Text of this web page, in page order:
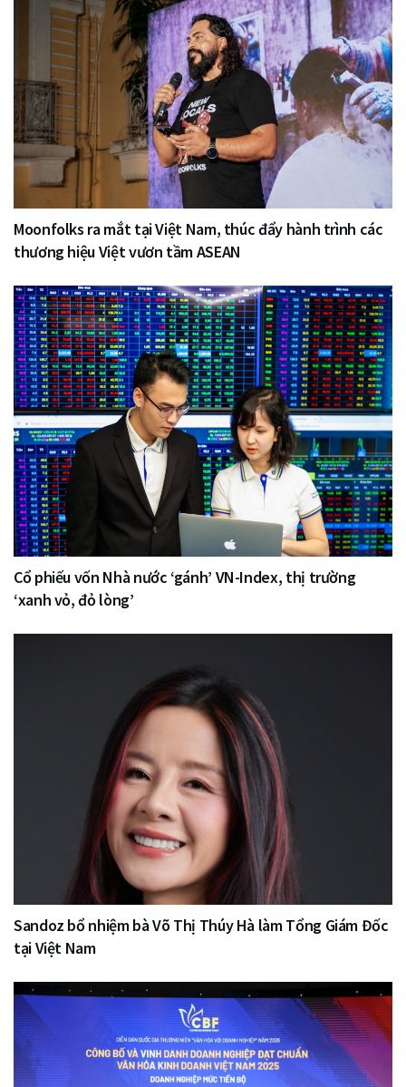
Moonfolks ra mắt tại Việt Nam, thúc đẩy hành trình các
thương hiệu Việt vươn tầm ASEAN
Cổ phiếu vốn Nhà nước ‘gánh’ VN-Index, thị trường
‘xanh vỏ, đỏ lòng’
Sandoz bổ nhiệm bà Võ Thị Thúy Hà làm Tổng Giám Đốc
tại Việt Nam